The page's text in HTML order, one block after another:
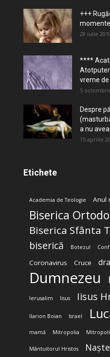
+++
28 iulie
****
vreme de
5
Despre
a nu
15 aprilie
Etichete
Academia de Teologie Anul
Biserica
Biserica Sfânta
biserică Botezul
Coronavirus
Cruce
Dumnezeu
Ierusalim Iisus Iisus
Ilarion Boian Israel
mamă Mitropolia
Mântuitorul Hristos